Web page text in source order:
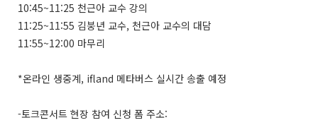
10:45~11:25 천근아 교수 강의
11:25~11:55 김붕년 교수, 천근아 교수의 대담
11:55~12:00 마무리
*온라인 생중계, ifland 메타버스 실시간 송출 예정
-토크콘서트 현장 참여 신청 폼 주소: